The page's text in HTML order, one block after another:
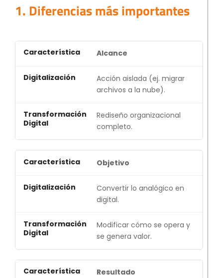
1. Diferencias más importantes
Alcance
Acción aislada (ej. migrar
archivos a la nube).
Rediseño organizacional
completo.
Objetivo
Convertir lo analógico en
digital.
Modificar cómo se opera y
se genera valor.
Resultado